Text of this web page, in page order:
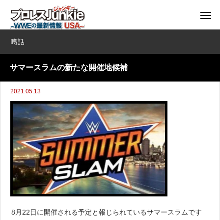
噂話
サマースラムの新たな開催地候補
2021.05.13
8月22日に開催される予定と報じられているサマースラムです